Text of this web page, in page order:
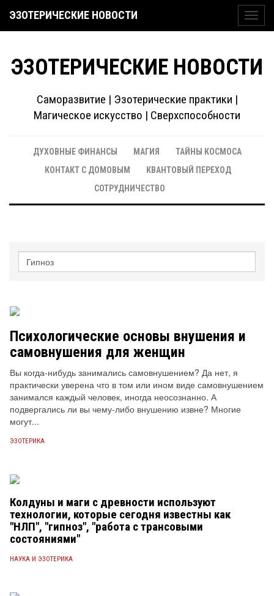
ЭЗОТЕРИЧЕСКИЕ НОВОСТИ
ЭЗОТЕРИЧЕСКИЕ НОВОСТИ
Саморазвитие | Эзотерические практики |
Магическое искусство | Сверхспособности
ДУХОВНЫЕ ФИНАНСЫ МАГИЯ
ТАЙНЫ КОСМОСА
КОНТАКТ С ДОМОВЫМ
КВАНТОВЫЙ ПЕРЕХОД
СОТРУДНИЧЕСТВО
Психологические основы внушения и
самовнушения для женщин
Вы когда-нибудь занимались самовнушением? Да нет, я
практически уверена что в том или ином виде самовнушением
занимался каждый человек, иногда неосознанно. А
подвергались ли вы чему-либо внушению извне? Многие
могут...
ЭЗОТЕРИКА
Колдуны и маги с древности используют
технологии, которые сегодня известны как
"НЛП", "гипноз", "работа с трансовыми
состояниями"
НАУКА И ЭЗОТЕРИКА